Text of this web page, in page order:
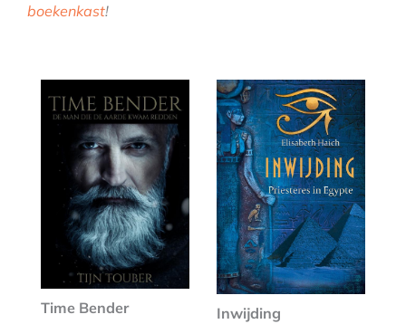
boekenkast!
Time Bender Inwijding